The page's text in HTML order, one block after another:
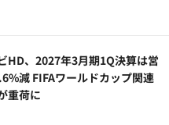
HD、2027年3月期1Q決算は営
減 FIFAワールドカップ関連
重荷に